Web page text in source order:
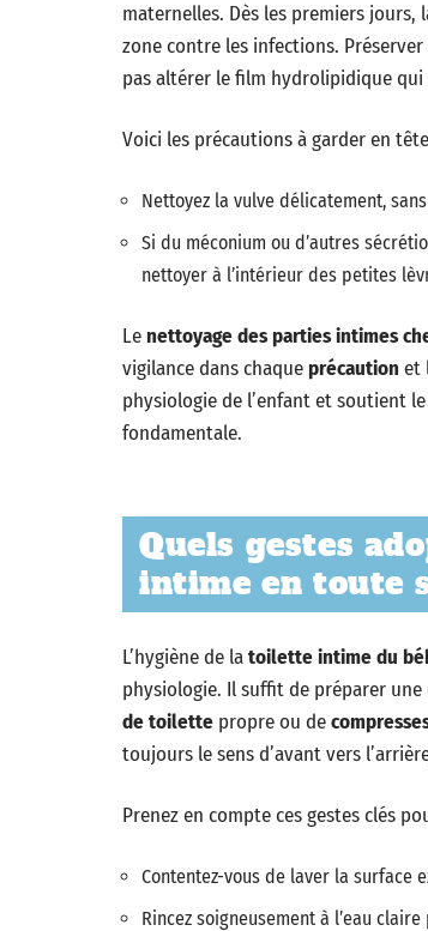
maternelles. Dès les premiers jours,
zone contre les infections.
pas altérer le film hydrolipidique qui
Voici les précautions à garder en
Nettoyez la vulve délicatement,
Si du méconium ou d’autres
nettoyer à l’intérieur des petites
Lenettoyage des parties intimes
vigilance dans chaqueprécaution et
physiologie de l’enfant et soutient
fondamentale.
Quels gestes
intime en toute
L’hygiène de latoilette intime du
physiologie. Il suffit de préparer une
de toilette propre ou de
toujours le sens d’avant vers
Prenez en compte ces gestes clés
Contentez-vous de laver la surface
Rincez soigneusement à l’eau